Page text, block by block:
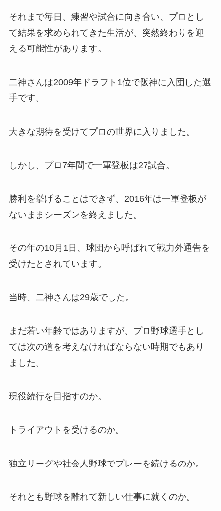
それまで毎日、練習や試合に向き合い、プロとし
て結果を求められてきた生活が、突然終わりを迎
える可能性があります。
二神さんは2009年ドラフト1位で阪神に入団した選
手です。
大きな期待を受けてプロの世界に入りました。
しかし、プロ7年間で一軍登板は27試合。
勝利を挙げることはできず、2016年は一軍登板が
ないままシーズンを終えました。
その年の10月1日、球団から呼ばれて戦力外通告を
受けたとされています。
当時、二神さんは29歳でした。
まだ若い年齢ではありますが、プロ野球選手とし
ては次の道を考えなければならない時期でもあり
ました。
現役続行を目指すのか。
トライアウトを受けるのか。
独立リーグや社会人野球でプレーを続けるのか。
それとも野球を離れて新しい仕事に就くのか。